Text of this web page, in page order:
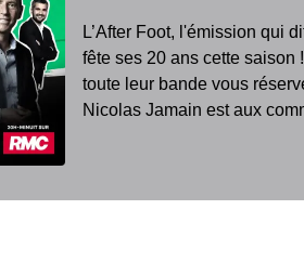
L’After Foot, l'émission qui
fête ses 20 ans cette saison
toute leur bande vous
Nicolas Jamain est aux